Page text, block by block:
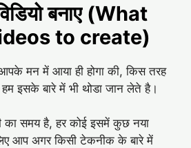
बनाए (What
to create)
मन में आया ही होगा की, किस तरह
हम इसके बारे में भी थोडा जान लेते है।
का समय है, हर कोई इसमें कुछ नया
आप अगर किसी टेकनीक के बारे में